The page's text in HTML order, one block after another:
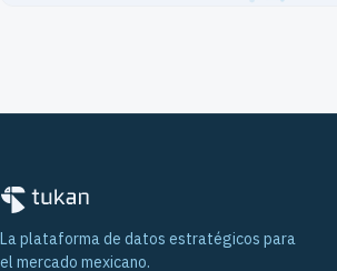
La plataforma de datos estratégicos para
el mercado mexicano.